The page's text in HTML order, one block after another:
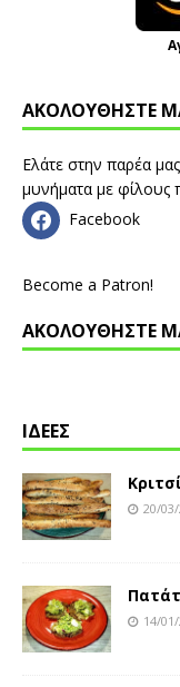
ΑΚΟΛΟΥΘΗΣΤΕ
Ελάτε στην παρέα
μυνήματα με φίλους
Facebook
Become a Patron!
ΑΚΟΛΟΥΘΗΣΤΕ
ΙΔΕΕΣ
20/
14/